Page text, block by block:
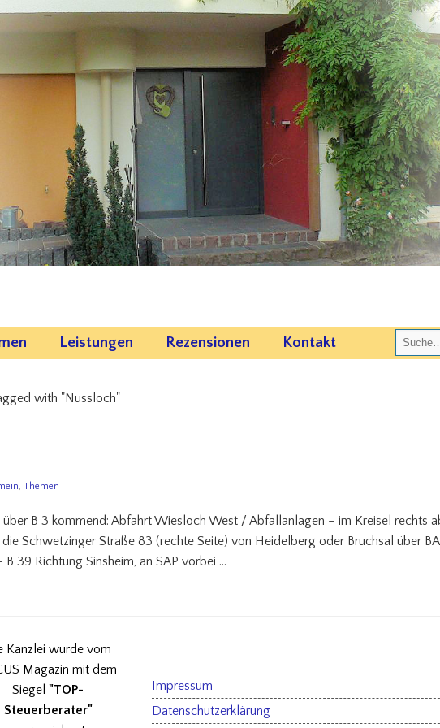
Leistungen Rezensionen Kontakt
with "Nussloch"
,Themen
B 3 kommend: Abfahrt Wiesloch West / Abfallanlagen – im Kreisel rechts
Schwetzinger Straße 83 (rechte Seite) von Heidelberg oder Bruchsal über
39 Richtung Sinsheim, an SAP vorbei …
Kanzlei wurde vom
Magazin mit dem
Siegel"TOP-
Steuerberater"
Impressum
Datenschutzerklärung